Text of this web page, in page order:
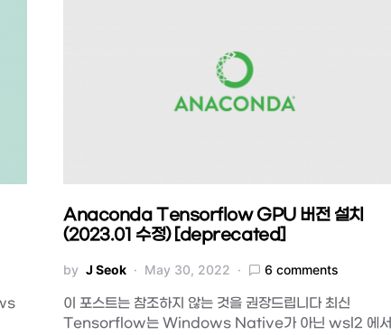
Anaconda Tensorflow GPU 버전 설치
(2023.01 수정) [deprecated]
by J Seok May 30, 2022 6 comments
이 포스트는 참조하지 않는 것을 권장드립니다 최신
Tensorflow는 Windows Native가 아닌 wsl2 에서